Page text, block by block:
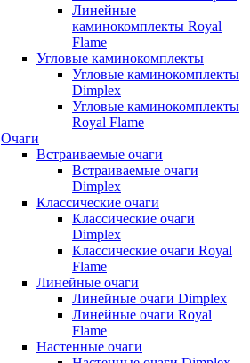
Линейные
каминокомплекты Royal
Flame
Угловые каминокомплекты
Угловые каминокомплекты
Dimplex
Угловые каминокомплекты
Royal Flame
Очаги
Встраиваемые очаги
Встраиваемые очаги
Dimplex
Классические очаги
Классические очаги
Dimplex
Классические очаги Royal
Flame
Линейные очаги
Линейные очаги Dimplex
Линейные очаги Royal
Flame
Настенные очаги